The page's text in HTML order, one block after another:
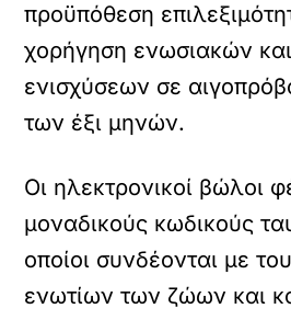
προϋπόθεση
χορήγηση ενωσιακών
ενισχύσεων σε
των έξι μηνών.
Οι ηλεκτρονικοί βώλοι
μοναδικούς κωδικούς
οποίοι συνδέονται με
ενωτίων των ζώων και